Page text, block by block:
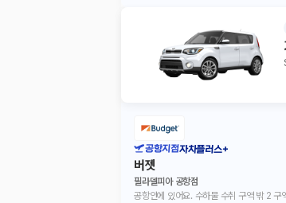
공항지점자차플러스+
버젯
필라델피아 공항점
공항안에 있어요. 수하물 수취 구역 밖 2